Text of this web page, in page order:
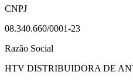
CNPJ
08.340.660/0001-23
Razão Social
HTV DISTRIBUIDORA DE